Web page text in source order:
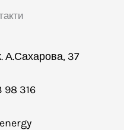
А.Сахарова, 37
98 316